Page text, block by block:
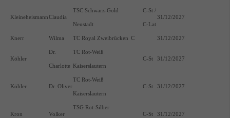
KleineheismannClaudia
TSC Schwarz-Gold
Neustadt
C-St /
C-Lat
31/12/2027
Knerr Wilma TC Royal Zweibrücken C 31/12/2027
Köhler
Dr.
Charlotte
TC Rot-Weiß
Kaiserslautern
C-St 31/12/2027
Köhler Dr. Oliver
TC Rot-Weiß
Kaiserslautern
C-St 31/12/2027
Kron Volker
TSG Rot-Silber
C-St 31/12/2027